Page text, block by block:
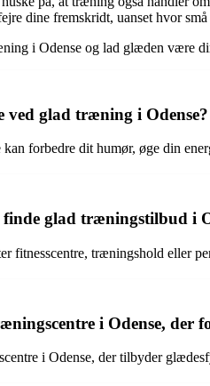
dine fremskridt, uanset hvor
i Odense og lad glæden være
ved glad træning i Odense?
forbedre dit humør, øge din
glad træningstilbud i
fitnesscentre, træningshold eller
i Odense, der
i Odense, der tilbyder